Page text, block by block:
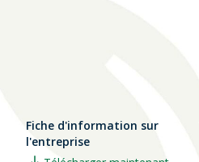
Fiche d'information sur
l'entreprise